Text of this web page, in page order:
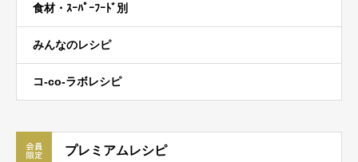
食材・ｽｰﾊﾟｰﾌｰﾄﾞ別
みんなのレシピ
コ-co-ラボレシピ
プレミアムレシピ